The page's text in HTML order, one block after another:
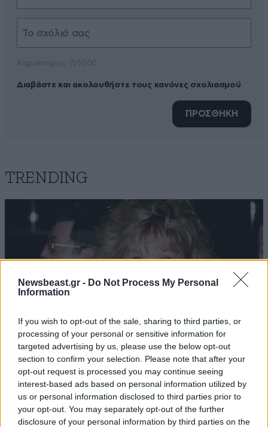
Newsbeast.gr - Do Not Process My Personal
Information
If you wish to opt-out of the sale, sharing to third parties, or
processing of your personal or sensitive information for
targeted advertising by us, please use the below opt-out
section to confirm your selection. Please note that after your
opt-out request is processed you may continue seeing
interest-based ads based on personal information utilized by
us or personal information disclosed to third parties prior to
your opt-out. You may separately opt-out of the further
disclosure of your personal information by third parties on the
Διαβάστε και ακολουθήστε τους κανόνες σχολιασμού
ΠΡΟΣΘΗΚΗ
TRENDING
ΕΛΛΑΔΑ06·08·2026 00:09
Σαν σήμερα 6 Αυγούστου: Πεθαίνει η Ρίτα
Σακελλαρίου, η λαϊκή ντίβα που έκανε τη ζωή
της τραγούδι